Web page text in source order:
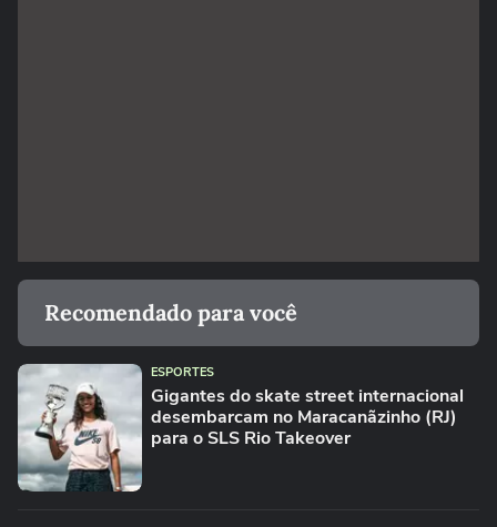
Recomendado para você
ESPORTES
Gigantes do skate street internacional
desembarcam no Maracanãzinho (RJ)
para o SLS Rio Takeover